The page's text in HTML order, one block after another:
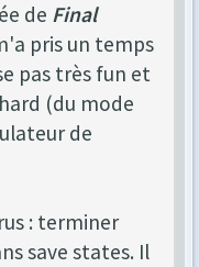
de Final
pris un temps
pas très fun et
(du mode
de
: terminer
save states. Il